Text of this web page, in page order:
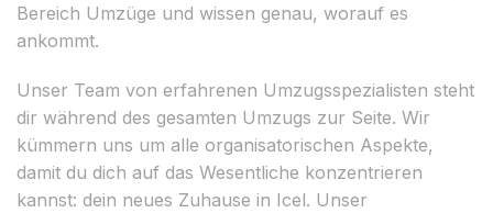
Bereich Umzüge und wissen genau, worauf es
ankommt.
Unser Team von erfahrenen Umzugsspezialisten steht
dir während des gesamten Umzugs zur Seite. Wir
kümmern uns um alle organisatorischen Aspekte,
damit du dich auf das Wesentliche konzentrieren
kannst: dein neues Zuhause in Icel. Unser